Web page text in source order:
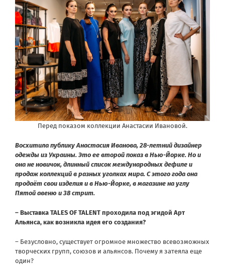
Перед показом коллекции Анастасии Ивановой.
Восхитила публику Анастасия Иванова, 28-летний дизайнер
одежды из Украины. Это ее второй показ в Нью-Йорке. Но и
она не новичок, длинный список международных дефиле и
продаж коллекций в разных уголках мира. С этого года она
продаёт свои изделия и в Нью-Йорке, в магазине на углу
Пятой авеню и 38 стрит.
– Выставка TALES OF TALENT проходила под эгидой Арт
Альянса, как возникла идея его создания?
– Безусловно, существует огромное множество всевозможных
творческих групп, союзов и альянсов. Почему я затеяла еще
один?